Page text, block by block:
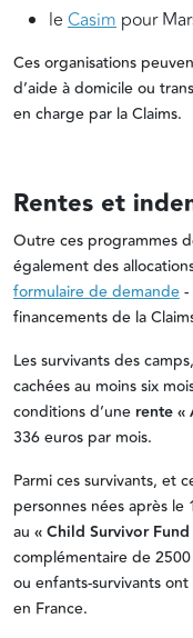
le Casim pour
Ces organisations
d’aide à domicile ou
en charge par la Claims.
Rentes et
Outre ces programmes
également des
formulaire de demande
financements de la
Les survivants des
cachées au moins six
conditions d’une rente «
336 euros par mois.
Parmi ces survivants, et
personnes nées après
au « Child Survivor Fund
complémentaire de
ou enfants-survivants
en France.